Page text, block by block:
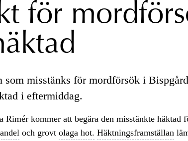
för
som misstänks för mordförsök i
i eftermiddag.
Rimér kommer att begära den misstänkte häktad
och grovt olaga hot. Häktningsframställan